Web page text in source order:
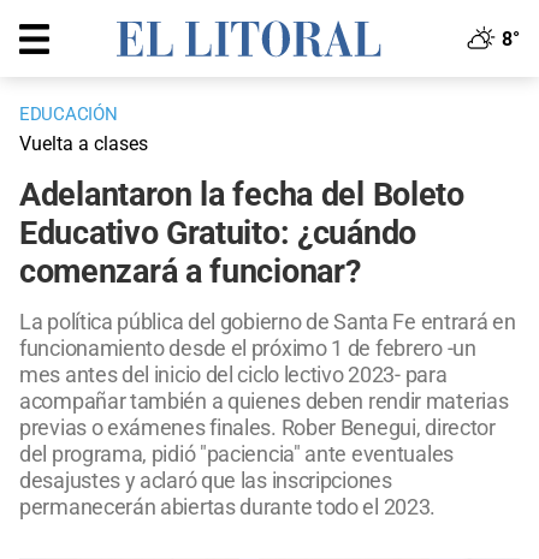
8°
EDUCACIÓN
Vuelta a clases
Adelantaron la fecha del Boleto
Educativo Gratuito: ¿cuándo
comenzará a funcionar?
La política pública del gobierno de Santa Fe entrará en
funcionamiento desde el próximo 1 de febrero -un
mes antes del inicio del ciclo lectivo 2023- para
acompañar también a quienes deben rendir materias
previas o exámenes finales. Rober Benegui, director
del programa, pidió "paciencia" ante eventuales
desajustes y aclaró que las inscripciones
permanecerán abiertas durante todo el 2023.